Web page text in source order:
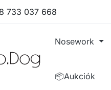
733 037 668
Nosework
📦Aukciók